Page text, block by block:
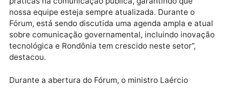
comunicação, além do ministro interino da
de Comunicação da Presidência da República
Laércio Portela.
O governador de Rondônia, Marcos Rocha, reforçou
evento permite que Rondônia se integre às novas